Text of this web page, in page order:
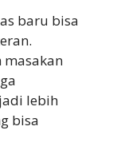
baru bisa
lebih
bisa